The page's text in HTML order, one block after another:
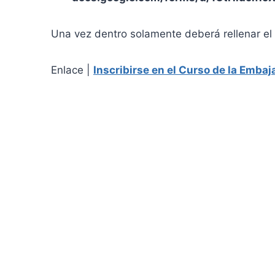
Una vez dentro solamente deberá rellenar
Enlace | Inscribirse en el Curso de la